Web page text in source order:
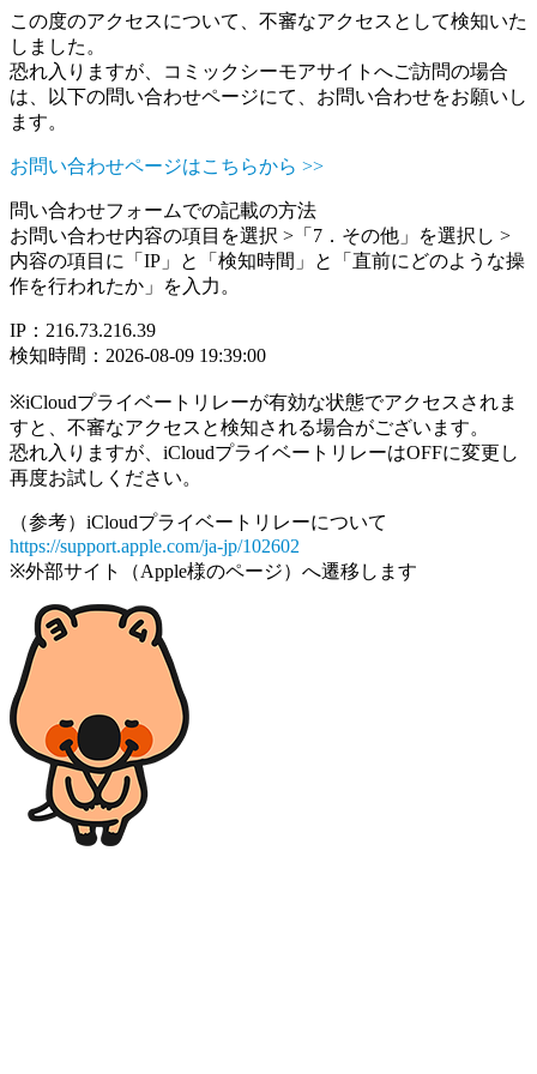
この度のアクセスについて、不審なアクセスとして検知いた
しました。
恐れ入りますが、コミックシーモアサイトへご訪問の場合
は、以下の問い合わせページにて、お問い合わせをお願いし
ます。
お問い合わせページはこちらから >>
問い合わせフォームでの記載の方法
お問い合わせ内容の項目を選択 >「7．その他」を選択し >
内容の項目に「IP」と「検知時間」と「直前にどのような操
作を行われたか」を入力。
IP：216.73.216.39
検知時間：2026-08-09 19:39:00
※iCloudプライベートリレーが有効な状態でアクセスされま
すと、不審なアクセスと検知される場合がございます。
恐れ入りますが、iCloudプライベートリレーはOFFに変更し
再度お試しください。
（参考）iCloudプライベートリレーについて
https://support.apple.com/ja-jp/102602
※外部サイト（Apple様のページ）へ遷移します